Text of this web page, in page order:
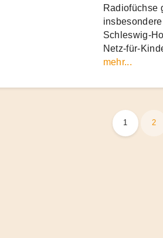
Radiofüchse
Schleswig-
Netz-für-
mehr...
1 2